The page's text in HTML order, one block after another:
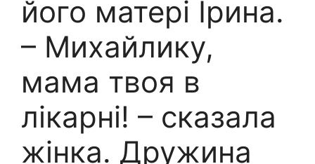
його матері Ірина.
– Михайлику,
мама твоя в
лікарні! – сказала
жінка. Дружина